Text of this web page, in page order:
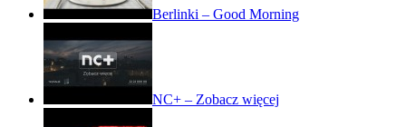
Berlinki – Good Morning
NC+ – Zobacz więcej